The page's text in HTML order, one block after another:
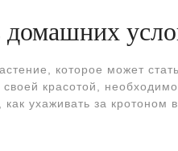
домашних
которое может
красотой,
ухаживать за кротоном